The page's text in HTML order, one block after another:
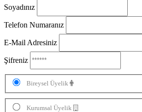
Soyadınız
Telefon Numaranız
E-Mail Adresiniz
Şifreniz
Bireysel Üyelik
Kurumsal Üyelik